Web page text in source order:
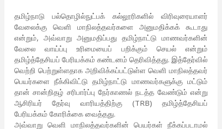
தமிழ்நாடு பல்தொழில்நுட்பக் கல்லூரிகளில் விரிவுரையாளர்
வேலைக்கு வெளி மாநிலத்தவர்களை அனுமதிக்கக் கூடாது
என்றும், அவ்வாறு அனுமதிப்பது தமிழ்நாட்டு மாணவர்களின்
வேலை வாய்ப்பு உரிமையைப் பறிக்கும் செயல் என்றும்
தமிழ்த்தேசியப் பேரியக்கம் கண்டனம் தெரிவித்தது. இத்தேர்வில்
வெற்றி பெற்றுள்ளதாக அறிவிக்கப்பட்டுள்ள வெளி மாநிலத்தவர்
பெயர்களை நீக்கிவிட்டு தமிழ்நாட்டு மாணவர்களுக்கு மட்டும்
தான் சான்றிதழ் சரிபார்ப்பு நேர்காணல் நடத்த வேண்டும் என்று
ஆசிரியர் தேர்வு வாரியத்திற்கு (TRB) தமிழ்த்தேசியப்
பேரியக்கம் கோரிக்கை வைத்தது.
அவ்வாறு வெளி மாநிலத்தவர்களின் பெயர்கள் நீக்கப்படாமல்